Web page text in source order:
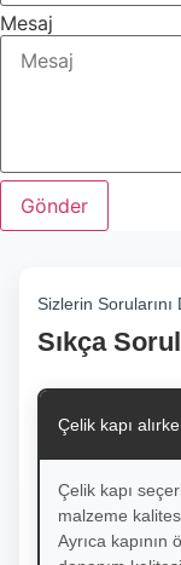
Mesaj
Gönder
Sizlerin Sorularını
Sıkça
Çelik kapı
Çelik kapı
malzeme
Ayrıca